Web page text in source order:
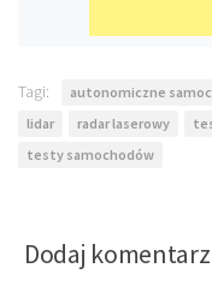
Tagi: autonomiczne
lidar
radar laserowy
testy samochodów
Dodaj komentarz